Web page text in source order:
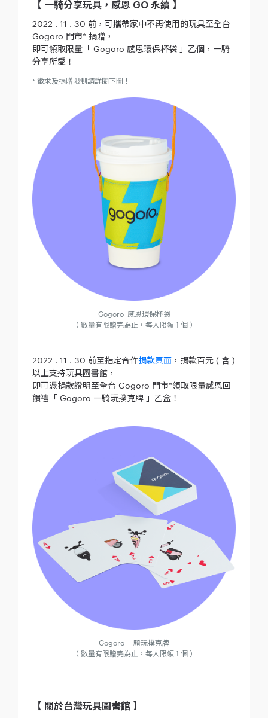
【 一騎分享玩具，感恩 GO 永續 】
2022 . 11 . 30 前，可攜帶家中不再使用的玩具至全台
Gogoro 門市* 捐贈，
即可領取限量「 Gogoro 感恩環保杯袋 」乙個，一騎
分享所愛！
* 徵求及捐贈限制請詳閱下圖！
Gogoro 感恩環保杯袋
（ 數量有限贈完為止，每人限領 1 個 ）
2022 . 11 . 30 前至指定合作捐款頁面 ，捐款百元 ( 含 )
以上支持玩具圖書館，
即可憑捐款證明至全台 Gogoro 門市*領取限量感恩回
饋禮「 Gogoro 一騎玩撲克牌 」乙盒！
Gogoro 一騎玩撲克牌
（ 數量有限贈完為止，每人限領 1 個 ）
【 關於台灣玩具圖書館 】